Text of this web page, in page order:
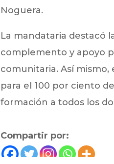
Noguera.
La mandataria destacó
complemento y apoyo
comunitaria. Así
para el 100 por ciento
formación a todos los
Compartir por: